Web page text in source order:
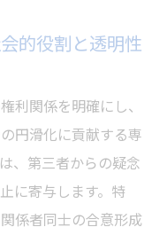
的役割と透明性
利関係を明確にし、
円滑化に貢献する専
、第三者からの疑念
に寄与します。特
係者同士の合意形成